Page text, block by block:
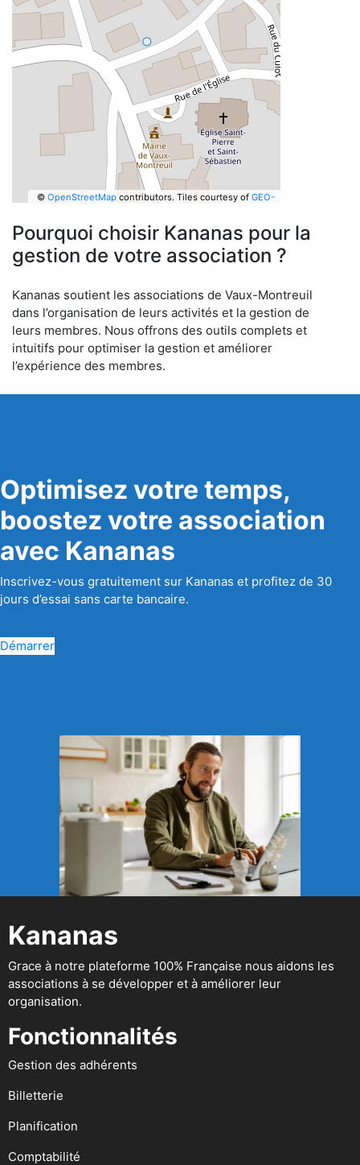
© OpenStreetMapcontributors. Tiles courtesy of GEO-
Pourquoi choisir Kananas pour la
gestion de votre association ?
Kananas soutient les associations de Vaux-Montreuil
dans l’organisation de leurs activités et la gestion de
leurs membres. Nous offrons des outils complets et
intuitifs pour optimiser la gestion et améliorer
l’expérience des membres.
Optimisez votre temps,
boostez votre association
avec Kananas
Inscrivez-vous gratuitement sur Kananas et profitez de 30
jours d’essai sans carte bancaire.
Démarrer
Kananas
Grace à notre plateforme 100% Française nous aidons les
associations à se développer et à améliorer leur
organisation.
Fonctionnalités
Gestion des adhérents
Billetterie
Planification
Comptabilité